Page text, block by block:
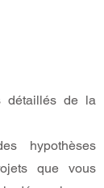
détaillés de la
hypothèses
que vous